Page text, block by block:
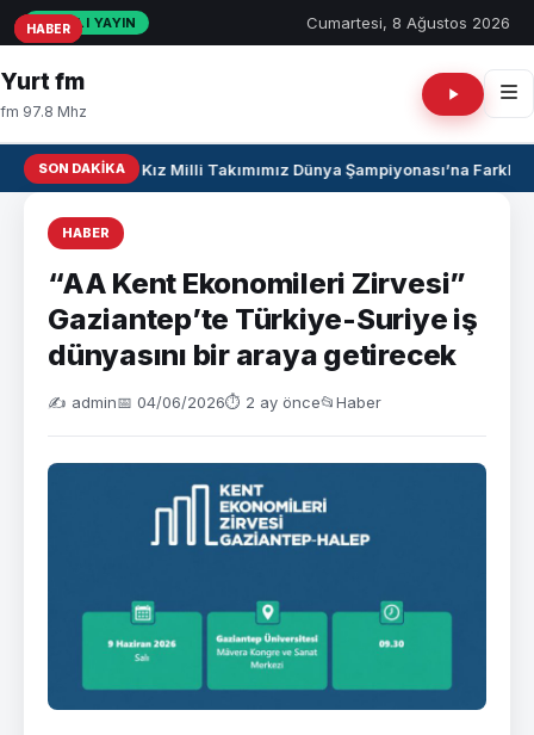
CANLI YAYIN Cumartesi, 8 Ağustos 2026
Yurt fm
fm 97.8 Mhz
SON DAKIKAU17 Kız Milli Takımımız Dünya Şampiyonası’na Farklı
HABER
“AA Kent Ekonomileri Zirvesi”
Gaziantep’te Türkiye-Suriye iş
dünyasını bir araya getirecek
✍️ admin📅 04/06/2026⏱ 2 ay önce📂Haber
HABER
HABER
HABER